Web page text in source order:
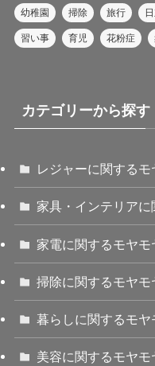
幼稚園 掃除 旅行
習い事 育児 花粉症
カテゴリーから探す
レジャーに関するモ
家具・インテリア
家電に関するモヤモ
掃除に関するモヤモ
暮らしに関するモヤ
美容に関するモヤモ